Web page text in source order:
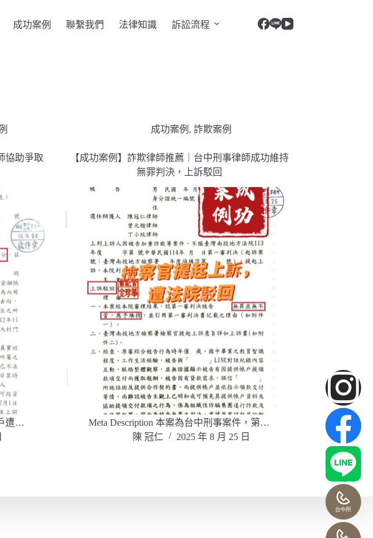
成功案例 聯繫我們 法律知識 訴訟流程
協助爭取
遭…
成功案例 , 詐欺案例
【成功案例】詐欺律師推薦｜台中刑事律師成功維持
無罪判決，上訴駁回
Meta Description 本案為台中刑事案件，第…
陳 冠仁
2025 年 8 月 25 日
台中所